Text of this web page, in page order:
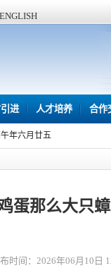
ENGLISH
进 人才培养 合作
年六月廿五
蛋那么大只蟑
间：2026年06月10日